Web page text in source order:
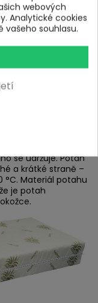
polohovatelný
tužším
se udržuje. Potah
a krátké straně –
°C. Materiál potahu
je potah
webových
Analytické cookies
vašeho souhlasu.